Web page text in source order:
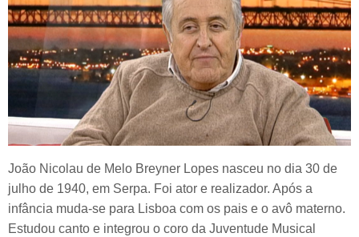
João Nicolau de Melo Breyner Lopes nasceu no dia 30 de
julho de 1940, em Serpa. Foi ator e realizador. Após a
infância muda-se para Lisboa com os pais e o avô materno.
Estudou canto e integrou o coro da Juventude Musical